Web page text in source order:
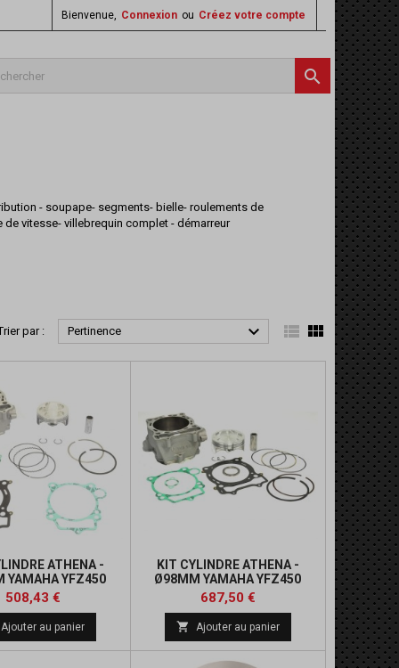
Bienvenue, Connexion ou Créez votre compte

- soupape- segments- bielle- roulements de
vitesse- villebrequin complet - démarreur
par : Pertinence   
ATHENA -
YAMAHA YFZ450
Prix
508,43 €Prix
de
base
Ajouter au panier
KIT CYLINDRE ATHENA -
Ø98MM YAMAHA YFZ450
Prix
687,50 €Prix
de
base
 Ajouter au panier